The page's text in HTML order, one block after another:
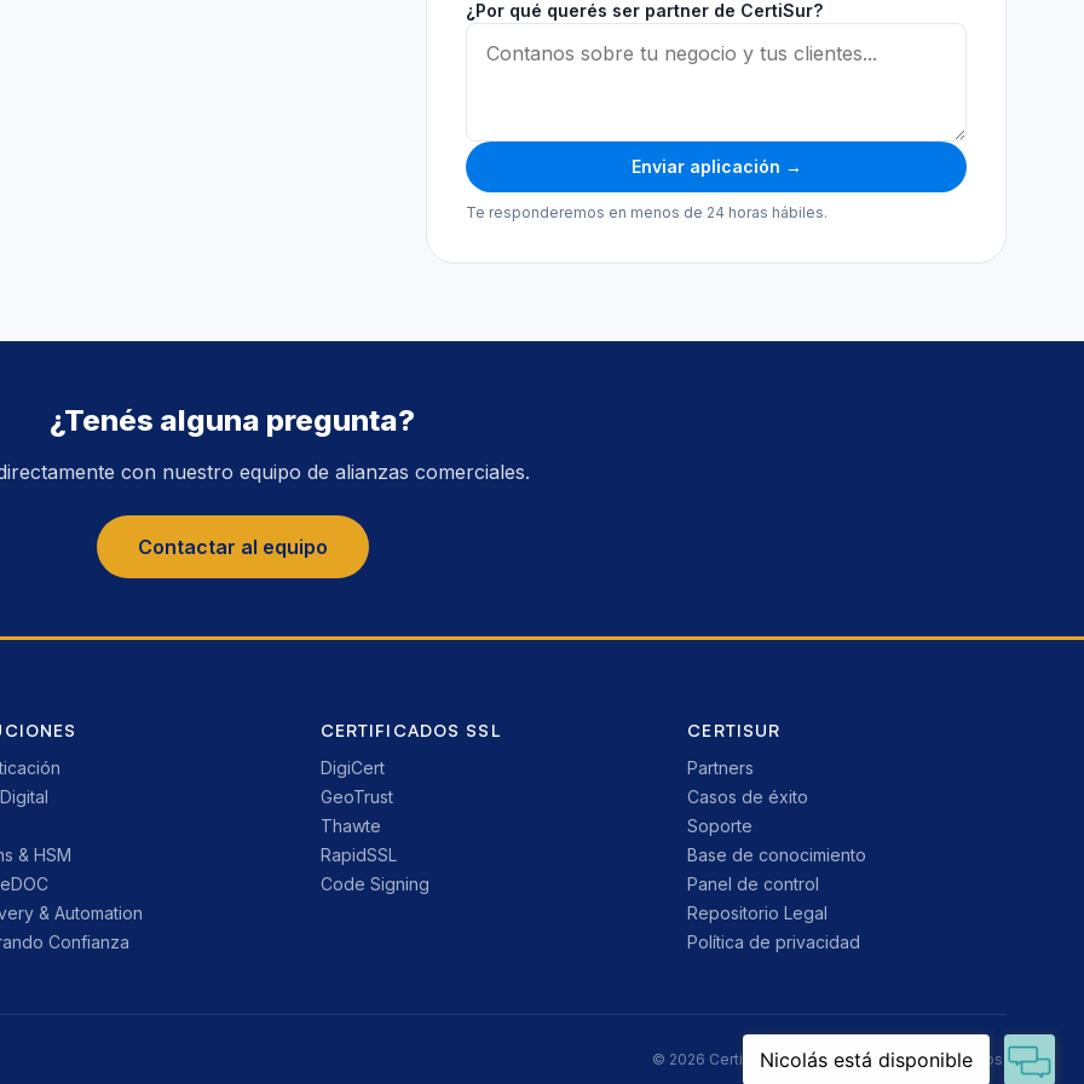
¿Por qué querés ser partner de CertiSur?
Enviar aplicación →
Te responderemos en menos de 24 horas hábiles.
¿Tenés alguna pregunta?
con nuestro equipo de alianzas comerciales.
Contactar al equipo
& HSM
& Automation
Confianza
CERTIFICADOS SSL
DigiCert
GeoTrust
Thawte
RapidSSL
Code Signing
CERTISUR
Partners
Casos de éxito
Soporte
Base de conocimiento
Panel de control
Repositorio Legal
Política de privacidad
© 2026 CertiSur. Todos los derechos reservados.